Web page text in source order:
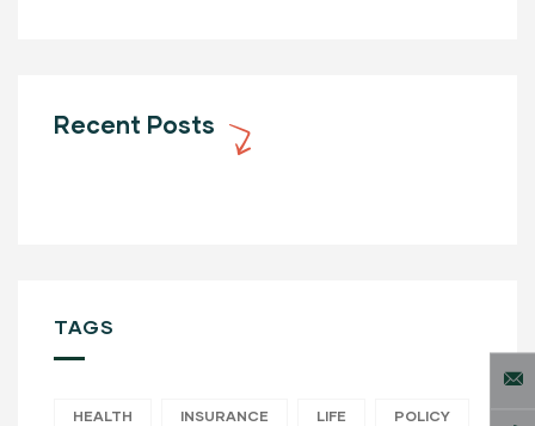
Recent Posts
TAGS
HEALTH INSURANCE LIFE POLICY